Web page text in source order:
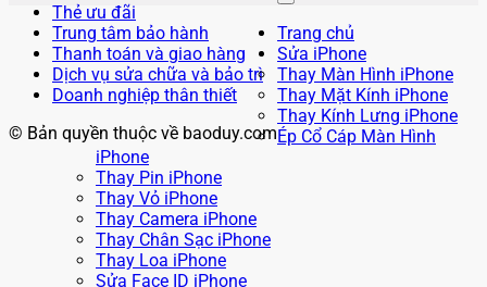
Thẻ ưu đãi
Trung tâm bảo hành
Thanh toán và giao hàng
Dịch vụ sửa chữa và bảo trì
Doanh nghiệp thân thiết
© Bản quyền thuộc về baoduy.com
Trang chủ
Sửa iPhone
Thay Màn Hình iPhone
Thay Mặt Kính iPhone
Thay Kính Lưng iPhone
Ép Cổ Cáp Màn Hình
iPhone
Thay Pin iPhone
Thay Vỏ iPhone
Thay Camera iPhone
Thay Chân Sạc iPhone
Thay Loa iPhone
Sửa Face ID iPhone